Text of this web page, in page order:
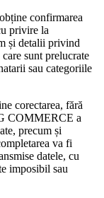
confirmarea
privire la
și detalii privind
sunt prelucrate
sau categoriile
corectarea, fără
COMMERCE a
precum și
va fi
datele, cu
imposibil sau